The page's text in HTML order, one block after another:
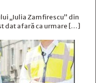
„Iulia Zamfirescu” din
dat afară ca urmare […]